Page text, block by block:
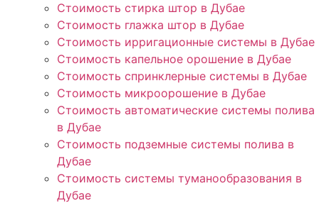
Стоимость стирка штор в Дубае
Стоимость глажка штор в Дубае
Стоимость ирригационные системы в Дубае
Стоимость капельное орошение в Дубае
Стоимость спринклерные системы в Дубае
Стоимость микроорошение в Дубае
Стоимость автоматические системы полива
в Дубае
Стоимость подземные системы полива в
Дубае
Стоимость системы туманообразования в
Дубае